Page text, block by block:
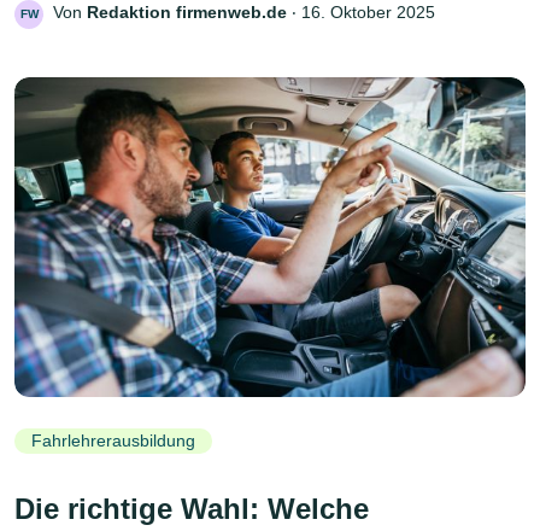
FW Von Redaktion firmenweb.de ‧ 16. Oktober 2025
Fahrlehrerausbildung
Die richtige Wahl: Welche